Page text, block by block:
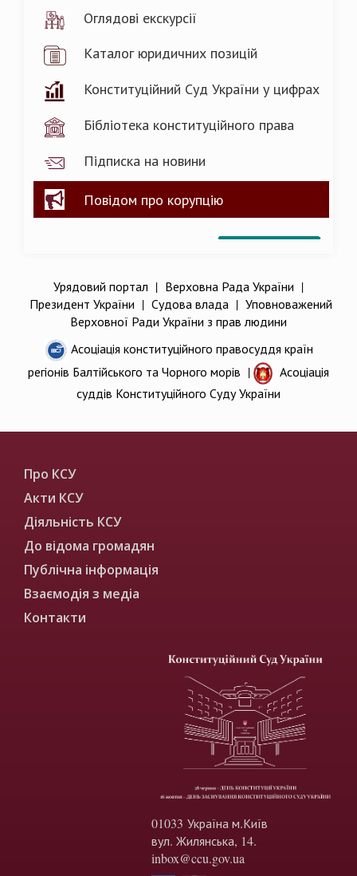
Оглядові екскурсії
Каталог юридичних позицій
Конституційний Суд України у цифрах
Бібліотека конституційного права
Підписка на новини
Повідом про корупцію
Урядовий портал | Верховна Рада України |
Президент України | Судова влада| Уповноважений
Верховної Ради України з прав людини
Асоціація конституційного правосуддя країн
регіонів Балтійського та Чорного морів |
Асоціація
суддів Конституційного Суду України
Про КСУ
Акти КСУ
Діяльність КСУ
До відома громадян
Публічна інформація
Взаємодія з медіа
Контакти
01033 Україна м.Київ
вул. Жилянська, 14.
inbox@ccu.gov.ua